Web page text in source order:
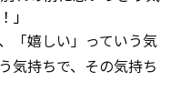
」
「嬉しい」っていう気
気持ちで、その気持ち